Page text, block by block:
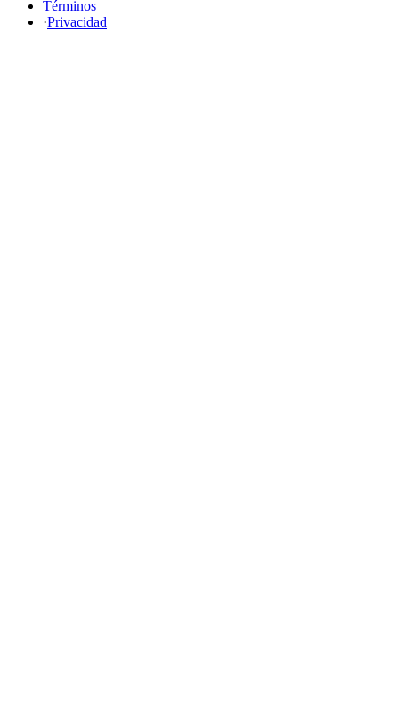
Términos
·Privacidad